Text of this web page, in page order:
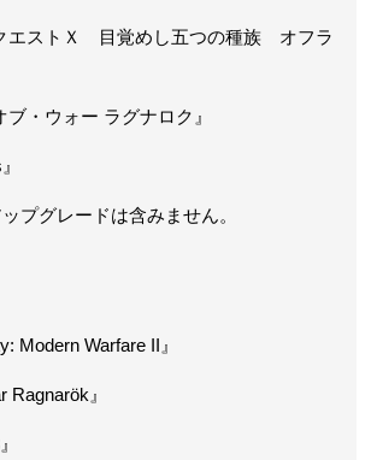
エストＸ 目覚めし五つの種族 オフラ
ブ・ウォー ラグナロク』
プグレードは含みません。
Modern Warfare II』
Ragnarök』